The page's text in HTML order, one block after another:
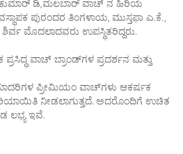
ಕುಮಾರ್ ಡಿ,ಮಲಬಾರ್ ವಾಚ್ ನ ಹಿರಿಯ
ಪುರಂದರ ತಿಂಗಳಾಯ, ಮುಸ್ತಫಾ ಎ.ಕೆ.,
ಮೊದಲಾದವರು ಉಪಸ್ಥಿತರಿದ್ದರು.
ವಾಚ್ ಬ್ರಾಂಡ್‌ಗಳ ಪ್ರದರ್ಶನ ಮತ್ತು
ಪ್ರೀಮಿಯಂ ವಾಚ್‌ಗಳು ಆಕರ್ಷಕ
ನೀಡಲಾಗುತ್ತದೆ. ಅದರೊಂದಿಗೆ ಉಚಿತ
ಲಭ್ಯ ಇವೆ.